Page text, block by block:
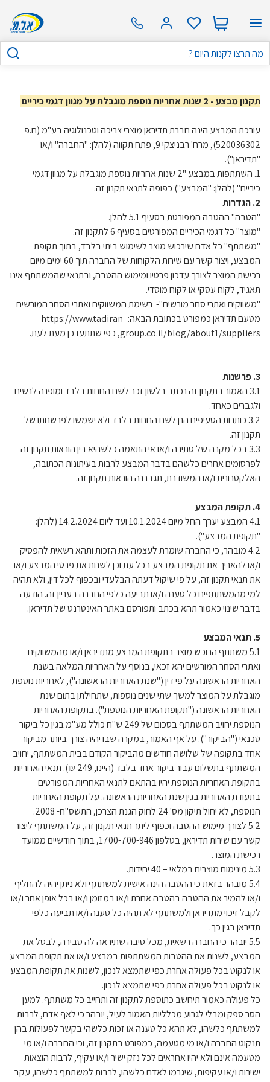
תקנון מבצע - 2 שנות אחריות נוספת מוגבלת על מגוון דגמי כיריים
עורכת המבצע הינה חברת תדיראן מוצרי צריכה וטכנולוגיה בע"מ (ח.פ
520036302), מרח' רבניצקי 9, פתח תקווה (להלן: "החברה" ו/או
"תדיראן").
1. השתתפות במבצע "2 שנות אחריות נוספת מוגבלת על מגוון דגמי
כיריים" (להלן: "המבצע") כפופה לתנאי תקנון זה.
2. הגדרות
"הטבה" ההטבה המפורטת בסעיף 5.1 להלן.
"מוצר" כל דגמי הכיריים המפורטים בסעיף 6 לתקנון זה.
"משתתף" כל אדם שירכוש מוצר לשימוש ביתי בלבד, בתוך תקופת
המבצע, ויצור קשר עם שירות הלקוחות של החברה תוך 60 ימים מיום
רכישת המוצר לצורך עדכון פרטיו ומימוש ההטבה, ובתנאי שהמשתתף אינו
תאגיד, לקוח עסקי או לקוח מוסדי.
"משווקים ואתרי סחר מורשים"- רשימת המשווקים ואתרי הסחר המורשים
מטעם תדיראן כמפורט בכתובת הבאה: https://www.tadiran-
group.co.il/blog/about1/suppliers, כפי שתתעדכן מעת לעת.
3. פרשנות
3.1 האמור בתקנון זה נכתב בלשון זכר לשם הנוחות בלבד ומופנה לנשים
ולגברים כאחד.
3.2 כותרות הסעיפים הנן לשם הנוחות בלבד ולא ישמשו לפרשנותו של
תקנון זה.
3.3 בכל מקרה של סתירה ו/או אי התאמה כלשהיא בין הוראות תקנון זה
לפרסומים אחרים כלשהם בדבר המבצע לרבות בעיתונות הכתובה,
האלקטרונית ו/או המשודרת, תגברנה הוראות תקנון זה.
4. תקופת המבצע
4.1 המבצע יערך החל מיום 10.1.2024 ועד ליום 14.2.2024 (להלן:
"תקופת המבצע").
4.2 מובהר, כי החברה שומרת לעצמה את הזכות ותהא רשאית להפסיק
ו/או להאריך את תקופת המבצע בכל עת וכן לשנות את פרטי המבצע ו/או
את תנאי תקנון זה, על פי שיקול דעתה הבלעדי ובכפוף לכל דין, ולא תהיה
למי מהמשתתפים כל טענה ו/או תביעה כלפי החברה בעניין זה. הודעה
בדבר שינוי כאמור תהא בכתב ותפורסם באתר האינטרנט של תדיראן.
5. תנאי המבצע
5.1 משתתף הרוכש מוצר בתקופת המבצע מתדיראן ו/או מהמשווקים
ואתרי הסחר המורשים יהא זכאי, בנוסף על האחריות המלאה בשנת
האחריות הראשונה על פי דין ("שנת האחריות הראשונה"), לאחריות נוספת
מוגבלת על המוצר למשך שתי שנים נוספות, שתחילתן בתום שנת
האחריות הראשונה ("תקופת האחריות הנוספת"). בתקופת האחריות
הנוספת יחויב המשתתף בסכום של 249 ש"ח כולל מע"מ בגין כל ביקור
טכנאי ("הביקור"). על אף האמור, במקרה שבו יהיה צורך ביותר מביקור
אחד בתקופה של שלושה חודשים מהביקור הקודם בבית המשתתף, יחויב
המשתתף בתשלום עבור ביקור אחד בלבד (היינו, 249 ₪). תנאי האחריות
בתקופת האחריות הנוספת יהיו בהתאם לתנאי האחריות המפורטים
בתעודת האחריות בגין שנת האחריות הראשונה. על תקופת האחריות
הנוספת, לא יחול תיקון מס' 24 לחוק הגנת הצרכן, התשס"ח- 2008.
5.2 לצורך מימוש ההטבה וכפוף ליתר תנאי תקנון זה, על המשתתף ליצור
קשר עם שירות תדיראן, בטלפון 1700-700-946, בתוך חודשיים ממועד
רכישת המוצר.
5.3 מינימום מוצרים במלאי – 40 יחידות.
5.4 מובהר בזאת כי ההטבה הינה אישית למשתתף ולא ניתן יהיה להחליף
ו/או להמיר את ההטבה בהטבה אחרת ו/או במזומן ו/או בכל אופן אחר ו/או
לקבל זיכוי מתדיראן ולמשתתף לא תהיה כל טענה ו/או תביעה כלפי
תדיראן בגין כך.
5.5 יובהר כי החברה רשאית, מכל סיבה שתיראה לה סבירה, לבטל את
המבצע, לשנות את ההטבות המשתתפות במבצע ו/או את תקופת המבצע
או לנקוט בכל פעולה אחרת כפי שתמצא לנכון, לשנות את תקופת המבצע
או לנקוט בכל פעולה אחרת כפי שתמצא לנכון.
כל פעולה כאמור תיחשב כתוספת לתקנון זה ותחייב כל משתתף. למען
הסר ספק ומבלי לגרוע מכלליות האמור לעיל, יובהר כי לאף אדם, לרבות
למשתתף כלשהו, לא תהא כל טענה או זכות כלשהי בקשר לפעולות בהן
תנקוט החברה ו/או מי מטעמה, כמפורט בתקנון זה, וכי החברה ו/או מי
מטעמה אינם ולא יהיו אחראים לכל נזק ישיר ו/או עקיף, לרבות הוצאות
ישירות ו/או עקיפות, שיגרמו לאדם כלשהו, לרבות למשתתף כלשהו, עקב